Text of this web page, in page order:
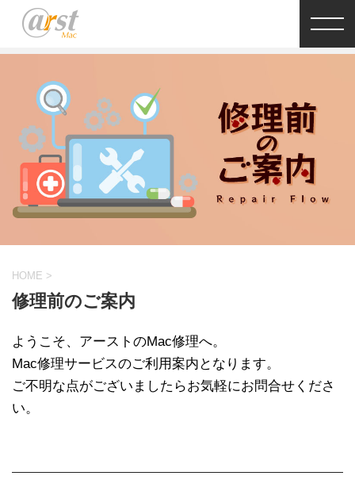
HOME >
修理前のご案内
ようこそ、アーストのMac修理へ。
Mac修理サービスのご利用案内となります。
ご不明な点がございましたらお気軽にお問合せくださ
い。